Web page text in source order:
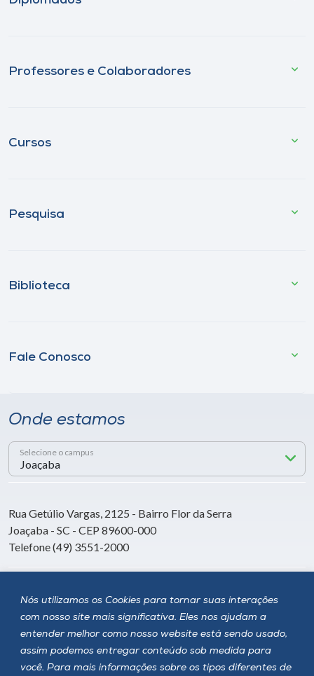
Nós utilizamos os Cookies para tornar suas interações
com nosso site mais significativa. Eles nos ajudam a
entender melhor como nosso website está sendo usado,
assim podemos entregar conteúdo sob medida para
você. Para mais informações sobre os tipos diferentes de
Professores e Colaboradores
Cursos
Pesquisa
Biblioteca
Fale Conosco
Onde estamos
Selecione o campus
Rua Getúlio Vargas, 2125 - Bairro Flor da Serra
Joaçaba - SC - CEP 89600-000
Telefone (49) 3551-2000
Siga a Unoesc